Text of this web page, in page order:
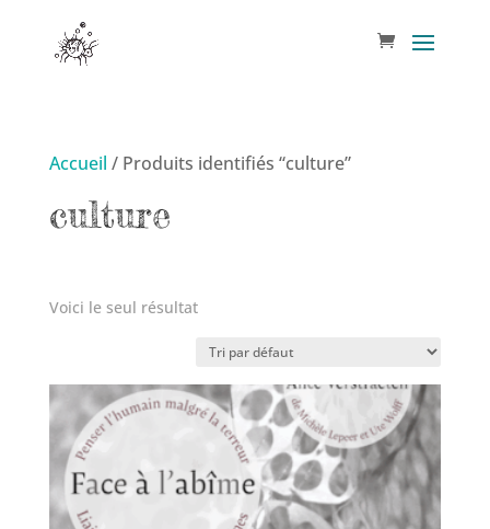
Accueil / Produits identifiés “culture”
culture
Voici le seul résultat